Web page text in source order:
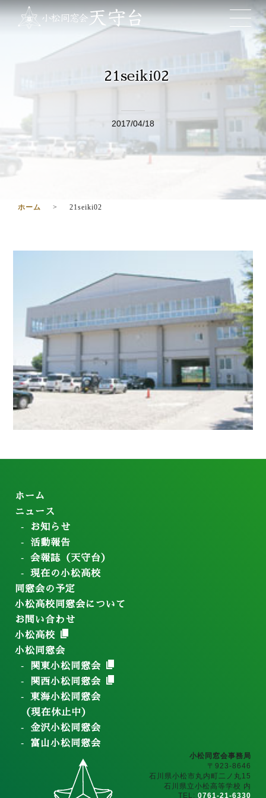
21seiki02
2017/04/18
ホーム 21seiki02
ホーム
ニュース
お知らせ
活動報告
会報誌（天守台）
現在の小松高校
同窓会の予定
小松高校同窓会について
お問い合わせ
小松高校
小松同窓会
関東小松同窓会
関西小松同窓会
東海小松同窓会
（現在休止中）
金沢小松同窓会
富山小松同窓会
小松同窓会事務局
〒923-8646
石川県小松市丸内町二ノ丸15
石川県立小松高等学校 内
TEL: 0761-21-6330